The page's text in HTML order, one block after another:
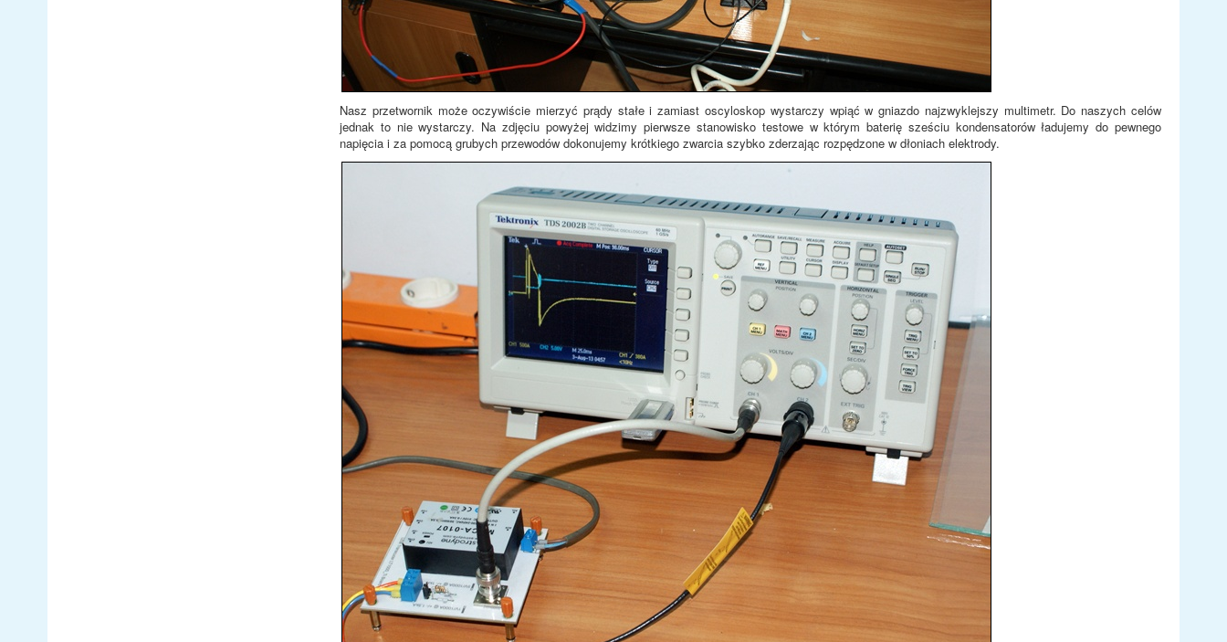
Nasz przetwornik może oczywiście mierzyć prądy stałe i zamiast oscyloskop wystarczy wpiąć w gniazdo najzwyklejszy multimetr. Do naszych celów
jednak to nie wystarczy. Na zdjęciu powyżej widzimy pierwsze stanowisko testowe w którym baterię sześciu kondensatorów ładujemy do pewnego
napięcia i za pomocą grubych przewodów dokonujemy krótkiego zwarcia szybko zderzając rozpędzone w dłoniach elektrody.